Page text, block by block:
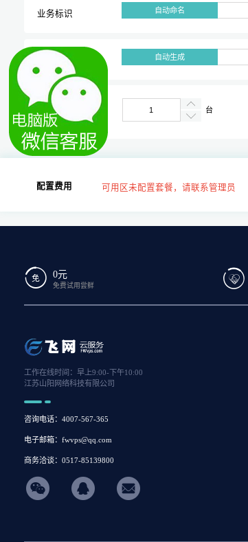
业务标识 自动命名
系统密码 自动生成
购买量
台
配置费用 可用区未配置套餐，请联系管理员
0元
免费试用尝鲜
工作在线时间：早上9:00-下午10:00
江苏山阳网络科技有限公司
咨询电话：4007-567-365
电子邮箱：fwvps@qq.com
商务洽谈：0517-85139800
hicon34